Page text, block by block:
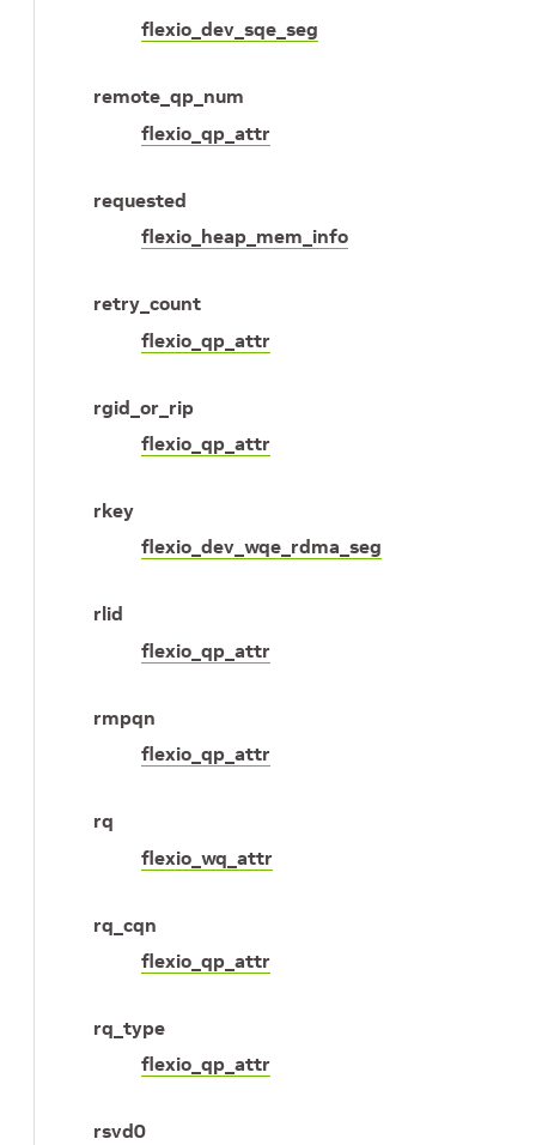
flexio_dev_sqe_seg
remote_qp_num
flexio_qp_attr
requested
flexio_heap_mem_info
retry_count
flexio_qp_attr
rgid_or_rip
flexio_qp_attr
rkey
flexio_dev_wqe_rdma_seg
rlid
flexio_qp_attr
rmpqn
flexio_qp_attr
rq
flexio_wq_attr
rq_cqn
flexio_qp_attr
rq_type
flexio_qp_attr
rsvd0